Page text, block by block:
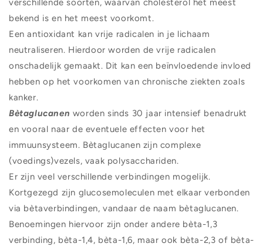
verschillende soorten, waarvan cholesterol het meest
bekend is en het meest voorkomt.
Een antioxidant kan vrije radicalen in je lichaam
neutraliseren. Hierdoor worden de vrije radicalen
onschadelijk gemaakt. Dit kan een beïnvloedende invloed
hebben op het voorkomen van chronische ziekten zoals
kanker.
Bètaglucanen worden sinds 30 jaar intensief benadrukt
en vooral naar de eventuele effecten voor het
immuunsysteem. Bètaglucanen zijn complexe
(voedings)vezels, vaak polysacchariden.
Er zijn veel verschillende verbindingen mogelijk.
Kortgezegd zijn glucosemoleculen met elkaar verbonden
via bètaverbindingen, vandaar de naam bètaglucanen.
Benoemingen hiervoor zijn onder andere bèta-1,3
verbinding, bèta-1,4, bèta-1,6, maar ook bèta-2,3 of bèta-